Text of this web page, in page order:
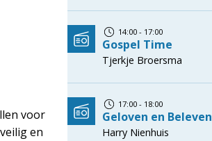
voor
en
14:00 - 17:00
Gospel Time
Tjerkje Broersma
17:00 - 18:00
Geloven en Beleven
Harry Nienhuis